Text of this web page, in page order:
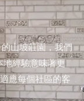
山坡莊園，我們
地經驗意味著更
應每個社區的客